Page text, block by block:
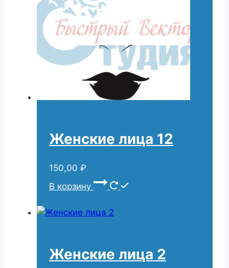
Женские лица 12
150,00 ₽
В корзину
Женские лица 2